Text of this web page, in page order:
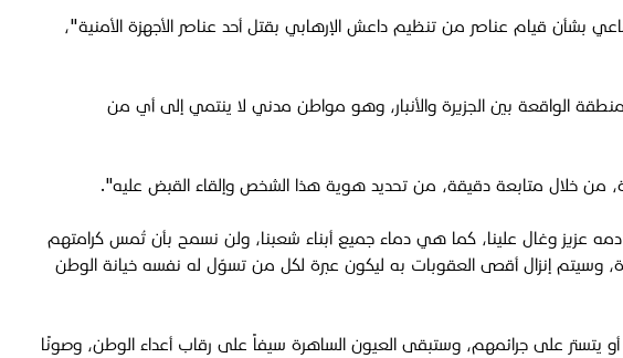
بشأن قيام عناصر من تنظيم داعش الإرهابي بقتل أحد عناصر الأجهزة الأمنية"،
الواقعة بين الجزيرة والأنبار، وهو مواطن مدني لا ينتمي إلى أي من
من خلال متابعة دقيقة، من تحديد هوية هذا الشخص وإلقاء القبض عليه".
دمه عزيز وغال علينا، كما هي دماء جميع أبناء شعبنا، ولن نسمح بأن تُمس كرامتهم
وسيتم إنزال أقصى العقوبات به ليكون عبرة لكل من تسوّل له نفسه خيانة الوطن
يتستر على جرائمهم، وستبقى العيون الساهرة سيفاً على رقاب أعداء الوطن، وصونًا